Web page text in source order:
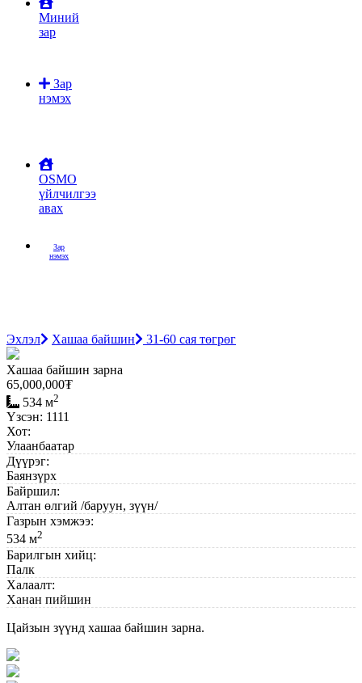
Миний
зар
Зар
нэмэх
OSMO
үйлчилгээ
авах
Зар
нэмэх
Эхлэл Хашаа байшин 31-60 сая төгрөг
Хашаа байшин зарна
65,000,000₮
534 м2
Үзсэн: 1111
Хот:
Улаанбаатар
Дүүрэг:
Баянзүрх
Байршил:
Алтан өлгий /баруун, зүүн/
Газрын хэмжээ:
534 м2
Барилгын хийц:
Палк
Халаалт:
Ханан пийшин
Цайзын зүүнд хашаа байшин зарна.